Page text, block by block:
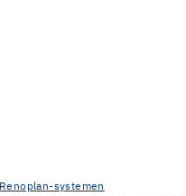
Renoplan-systemen